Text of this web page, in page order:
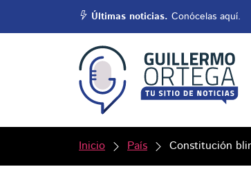
Últimas noticias. Conócelas aquí.
Inicio País Constitución